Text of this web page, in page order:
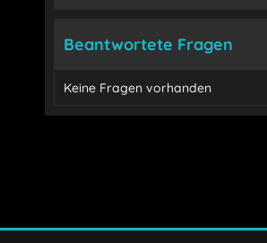
Beantwortete Fragen
Keine Fragen vorhanden